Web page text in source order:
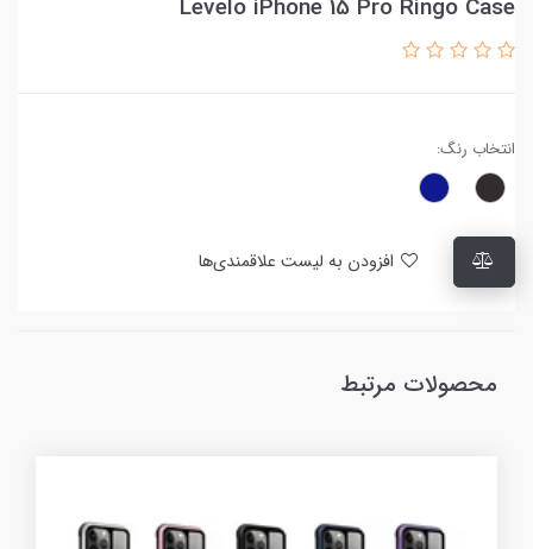
Levelo iPhone 15 Pro Ringo Case
انتخاب رنگ:
محصولات مرتبط